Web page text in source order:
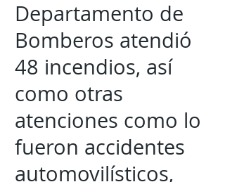
Departamento de
Bomberos atendió
48 incendios, así
como otras
atenciones como lo
fueron accidentes
automovilísticos,